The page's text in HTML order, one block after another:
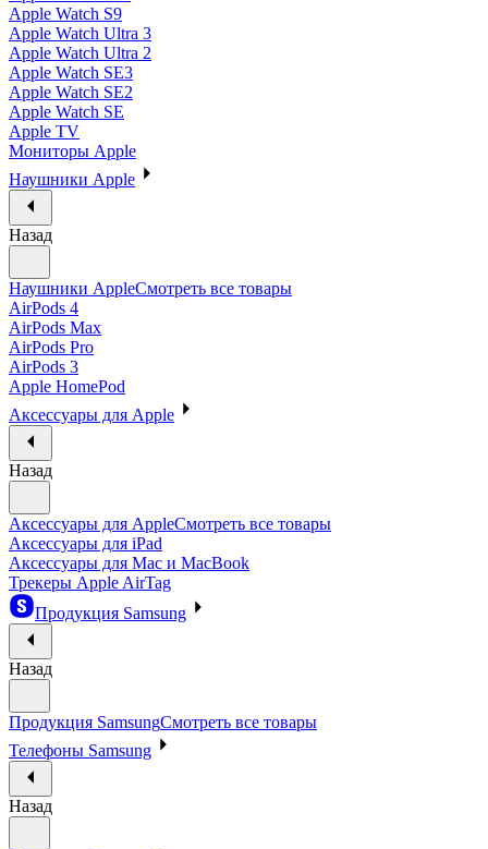
Apple Watch S9
Apple Watch Ultra 3
Apple Watch Ultra 2
Apple Watch SE3
Apple Watch SE2
Apple Watch SE
Apple TV
Мониторы Apple
Наушники Apple
Назад
Наушники AppleСмотреть все товары
AirPods 4
AirPods Max
AirPods Pro
AirPods 3
Apple HomePod
Аксессуары для Apple
Назад
Аксессуары для AppleСмотреть все товары
Аксессуары для iPad
Аксессуары для Mac и MacBook
Трекеры Apple AirTag
Продукция Samsung
Назад
Продукция SamsungСмотреть все товары
Телефоны Samsung
Назад